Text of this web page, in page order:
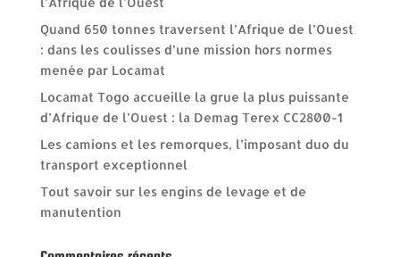
Quand 650 tonnes traversent l’Afrique de l’Ouest
: dans les coulisses d’une mission hors normes
menée par Locamat
Locamat Togo accueille la grue la plus puissante
d’Afrique de l’Ouest : la Demag Terex CC2800-1
Les camions et les remorques, l’imposant duo du
transport exceptionnel
Tout savoir sur les engins de levage et de
manutention